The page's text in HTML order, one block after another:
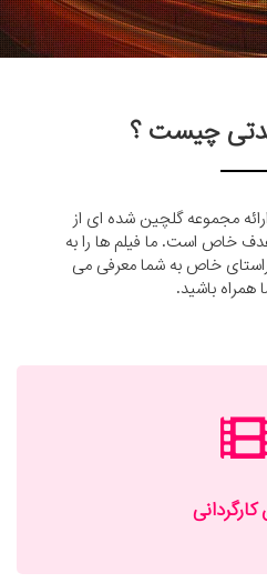
چیست ؟
مجموعه گلچین شده ای از
خاص است. ما فیلم ها را به
خاص به شما معرفی می
همراه باشید.